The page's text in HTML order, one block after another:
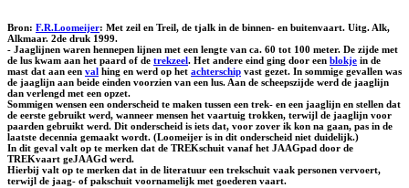
Bron: F.R.Loomeijer: Met zeil en Treil, de tjalk in de binnen- en buitenvaart. Uitg. Alk,
Alkmaar. 2de druk 1999.
- Jaaglijnen waren hennepen lijnen met een lengte van ca. 60 tot 100 meter. De zijde met
de lus kwam aan het paard of de trekzeel. Het andere eind ging door een blokje in de
mast dat aan een val hing en werd op het achterschip vast gezet. In sommige gevallen was
de jaaglijn aan beide einden voorzien van een lus. Aan de scheepszijde werd de jaaglijn
dan verlengd met een opzet.
Sommigen wensen een onderscheid te maken tussen een trek- en een jaaglijn en stellen dat
de eerste gebruikt werd, wanneer mensen het vaartuig trokken, terwijl de jaaglijn voor
paarden gebruikt werd. Dit onderscheid is iets dat, voor zover ik kon na gaan, pas in de
laatste decennia gemaakt wordt. (Loomeijer is in dit onderscheid niet duidelijk.)
In dit geval valt op te merken dat de TREKschuit vanaf het JAAGpad door de
TREKvaart geJAAGd werd.
Hierbij valt op te merken dat in de literatuur een trekschuit vaak personen vervoert,
terwijl de jaag- of pakschuit voornamelijk met goederen vaart.